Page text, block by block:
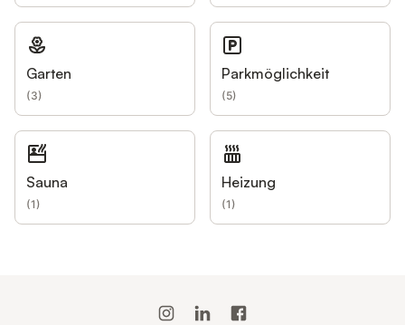
Garten
(3)
Parkmöglichkeit
(5)
Sauna
(1)
Heizung
(1)